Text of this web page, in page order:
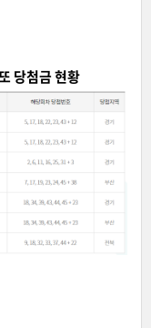
당첨금 현황